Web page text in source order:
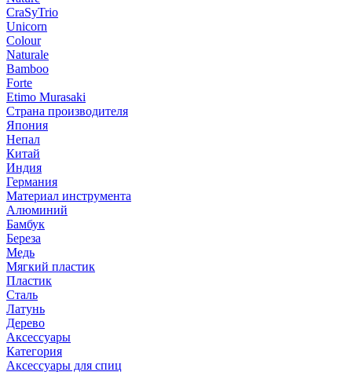
CraSyTrio
Unicorn
Colour
Naturale
Bamboo
Forte
Etimo Murasaki
Страна производителя
Япония
Непал
Китай
Индия
Германия
Материал инструмента
Алюминий
Бамбук
Береза
Медь
Мягкий пластик
Пластик
Сталь
Латунь
Дерево
Аксессуары
Категория
Аксессуары для спиц